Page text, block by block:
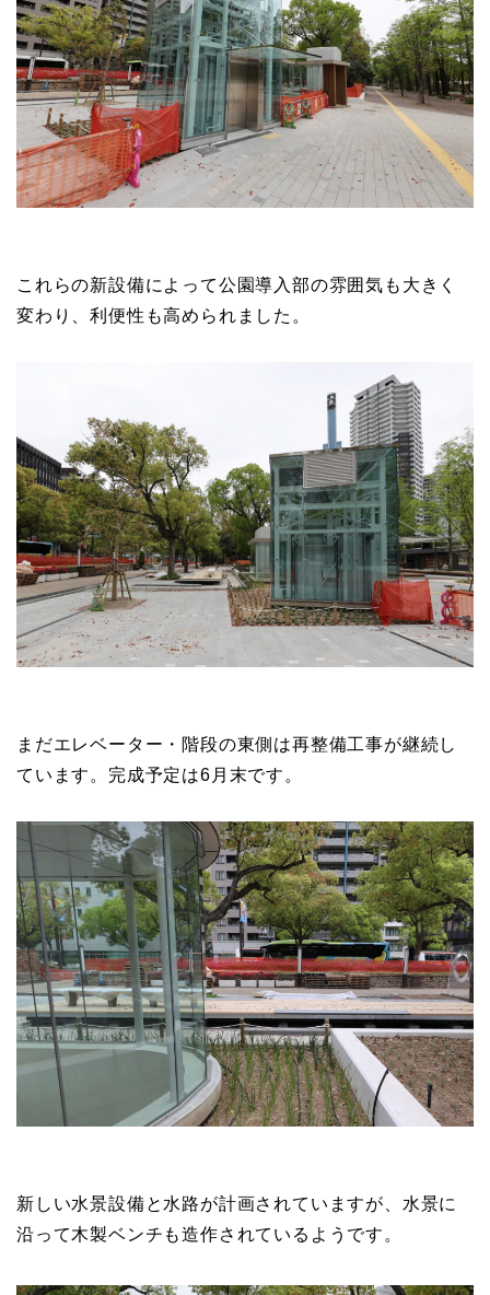
これらの新設備によって公園導入部の雰囲気も大きく
変わり、利便性も高められました。
まだエレベーター・階段の東側は再整備工事が継続し
ています。完成予定は6月末です。
新しい水景設備と水路が計画されていますが、水景に
沿って木製ベンチも造作されているようです。